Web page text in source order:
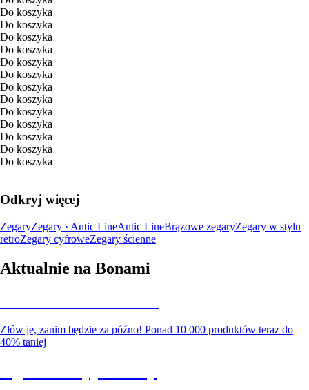
Do koszyka
Do koszyka
Do koszyka
Do koszyka
Do koszyka
Do koszyka
Do koszyka
Do koszyka
Do koszyka
Do koszyka
Do koszyka
Do koszyka
Do koszyka
Odkryj więcej
ZegaryZegary · Antic LineAntic LineBrązowe zegaryZegary w stylu
retroZegary cyfroweZegary ścienne
Aktualnie na Bonami
Złów je, zanim będzie za późno! Ponad 10 000 produktów teraz do
40% taniej